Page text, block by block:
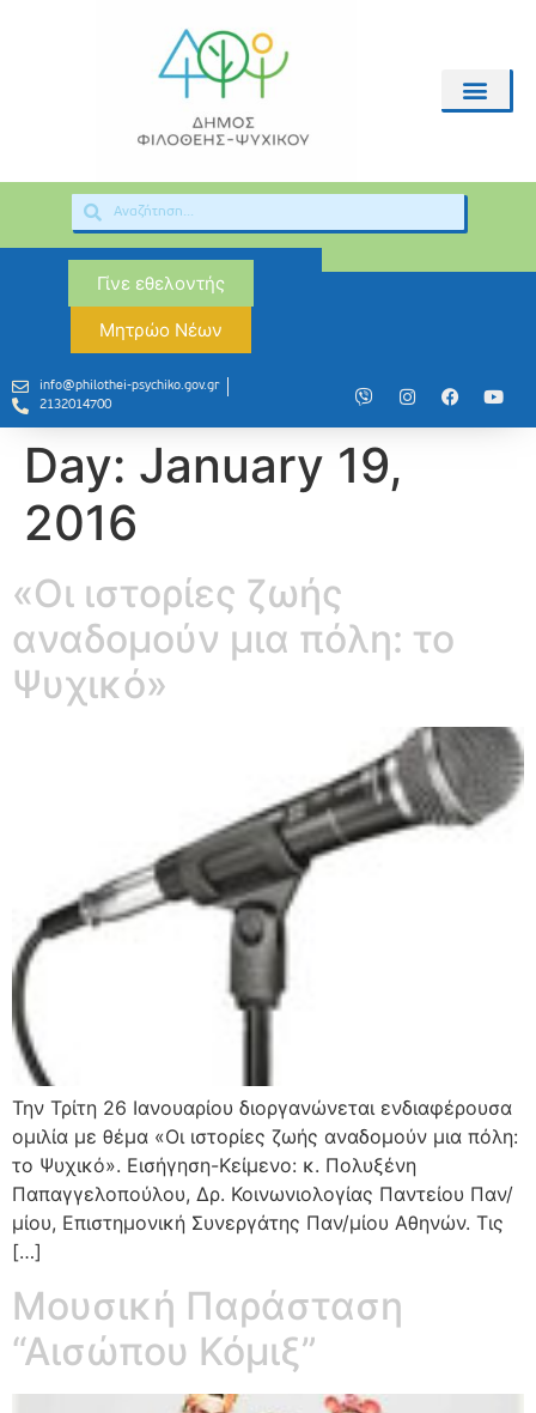
Γίνε εθελοντής
Μητρώο Νέων
info@philothei-psychiko.gov.gr
2132014700
Day: January 19,
2016
«Οι ιστορίες ζωής
αναδομούν μια πόλη: το
Ψυχικό»
Την Τρίτη 26 Ιανουαρίου διοργανώνεται ενδιαφέρουσα
ομιλία με θέμα «Οι ιστορίες ζωής αναδομούν μια πόλη:
το Ψυχικό». Εισήγηση-Κείμενο: κ. Πολυξένη
Παπαγγελοπούλου, Δρ. Κοινωνιολογίας Παντείου Παν/
μίου, Επιστημονική Συνεργάτης Παν/μίου Αθηνών. Τις
[…]
Μουσική Παράσταση
“Αισώπου Κόμιξ”